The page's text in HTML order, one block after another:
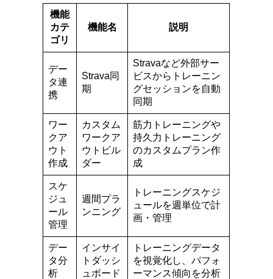
機能
カテ
ゴリ
機能名 説明
デー
タ連
携
Strava同
期
Stravaなど外部サー
ビスからトレーニン
グセッションを自動
同期
ワー
クア
ウト
作成
カスタム
ワークア
ウトビル
ダー
筋力トレーニングや
持久力トレーニング
のカスタムプラン作
成
スケ
ジュ
ール
管理
週間プラ
ンニング
トレーニングスケジ
ュールを週単位で計
画・管理
デー
タ分
析
インサイ
トダッシ
ュボード
トレーニングデータ
を視覚化し、パフォ
ーマンス傾向を分析